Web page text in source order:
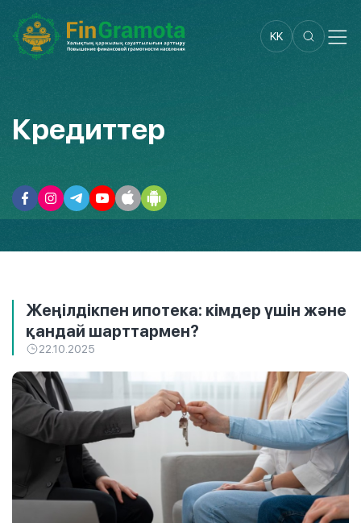
KK
Кредиттер
Жеңілдікпен ипотека: кімдер үшін және
қандай шарттармен?
22.10.2025